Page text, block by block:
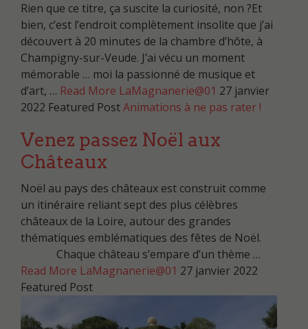
Rien que ce titre, ça suscite la curiosité, non ?Et
bien, c’est l’endroit complètement insolite que j’ai
découvert à 20 minutes de la chambre d’hôte, à
Champigny-sur-Veude. J’ai vécu un moment
mémorable … moi la passionné de musique et
d’art, … Read More LaMagnanerie@01 27 janvier
2022 Featured PostAnimations à ne pas rater !
Venez passez Noël aux
Châteaux
Noël au pays des châteaux est construit comme
un itinéraire reliant sept des plus célèbres
châteaux de la Loire, autour des grandes
thématiques emblématiques des fêtes de Noël.
Chaque château s’empare d’un thème …
Read More LaMagnanerie@01 27 janvier 2022
Featured Post